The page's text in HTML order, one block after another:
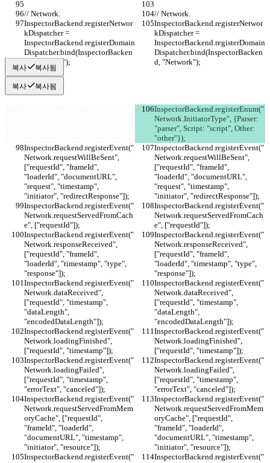
// Network.
// Network.
InspectorBackend.registerNetwor
kDispatcher =
InspectorBackend.registerDomain
Dispatcher.bind(InspectorBacken
d, "Network");
InspectorBackend.registerNetwor
kDispatcher =
InspectorBackend.registerDomain
Dispatcher.bind(InspectorBacken
d, "Network");
복사 복사됨
복사 복사됨
InspectorBackend.registerEnum("
Network.InitiatorType", {Parser:
"parser", Script: "script", Other:
"other"});
InspectorBackend.registerEvent("
Network.requestWillBeSent",
["requestId", "frameId",
"loaderId", "documentURL",
"request", "timestamp",
"initiator", "redirectResponse"]);
InspectorBackend.registerEvent("
Network.requestWillBeSent",
["requestId", "frameId",
"loaderId", "documentURL",
"request", "timestamp",
"initiator", "redirectResponse"]);
InspectorBackend.registerEvent("
Network.requestServedFromCach
e", ["requestId"]);
InspectorBackend.registerEvent("
Network.requestServedFromCach
e", ["requestId"]);
InspectorBackend.registerEvent("
Network.responseReceived",
["requestId", "frameId",
"loaderId", "timestamp", "type",
"response"]);
InspectorBackend.registerEvent("
Network.responseReceived",
["requestId", "frameId",
"loaderId", "timestamp", "type",
"response"]);
InspectorBackend.registerEvent("
Network.dataReceived",
["requestId", "timestamp",
"dataLength",
"encodedDataLength"]);
InspectorBackend.registerEvent("
Network.dataReceived",
["requestId", "timestamp",
"dataLength",
"encodedDataLength"]);
InspectorBackend.registerEvent("
Network.loadingFinished",
["requestId", "timestamp"]);
InspectorBackend.registerEvent("
Network.loadingFinished",
["requestId", "timestamp"]);
InspectorBackend.registerEvent("
Network.loadingFailed",
["requestId", "timestamp",
"errorText", "canceled"]);
InspectorBackend.registerEvent("
Network.loadingFailed",
["requestId", "timestamp",
"errorText", "canceled"]);
InspectorBackend.registerEvent("
Network.requestServedFromMem
oryCache", ["requestId",
"frameId", "loaderId",
"documentURL", "timestamp",
"initiator", "resource"]);
InspectorBackend.registerEvent("
Network.requestServedFromMem
oryCache", ["requestId",
"frameId", "loaderId",
"documentURL", "timestamp",
"initiator", "resource"]);
InspectorBackend.registerEvent("
InspectorBackend.registerEvent("